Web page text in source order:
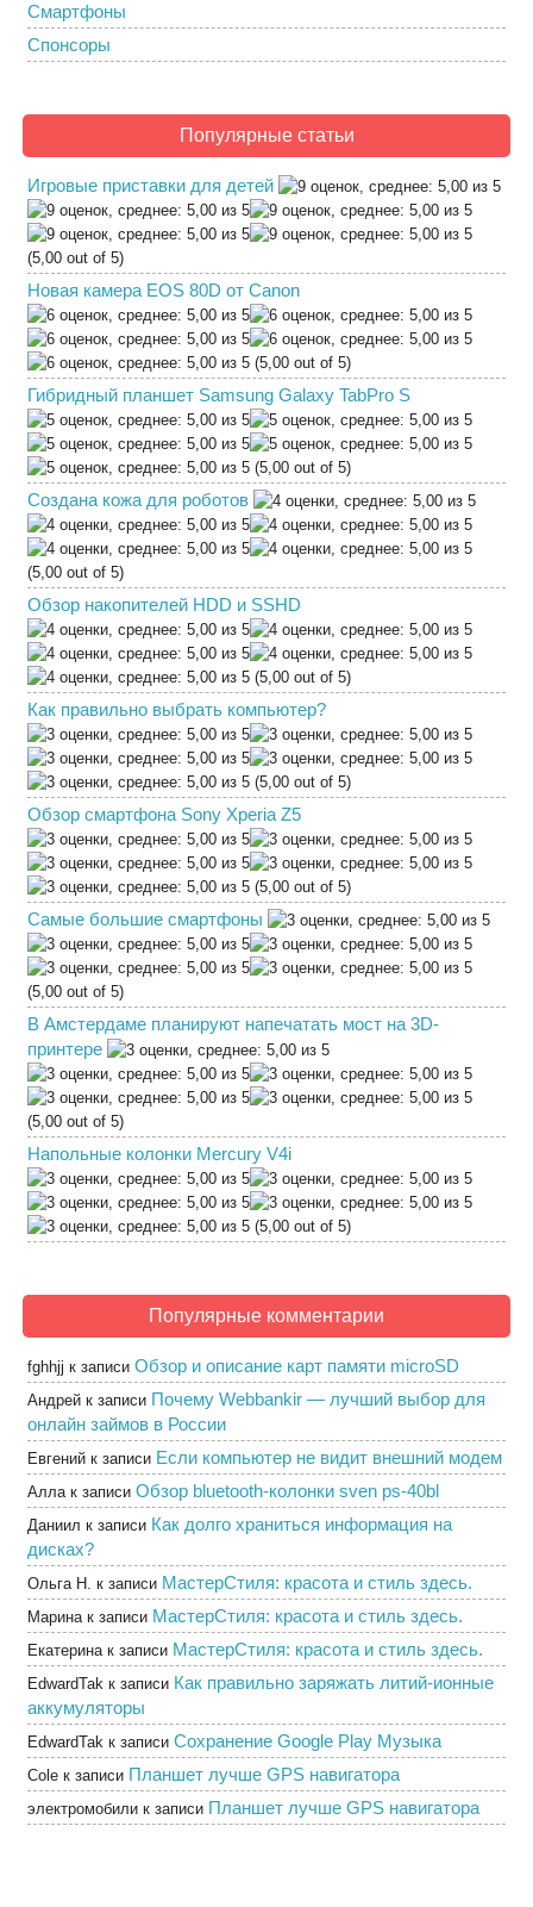
Смартфоны
Спонсоры
Популярные статьи
Игровые приставки для детей
(5,00 out of 5)
Новая камера EOS 80D от Canon
(5,00 out of 5)
Гибридный планшет Samsung Galaxy TabPro S
(5,00 out of 5)
Создана кожа для роботов
(5,00 out of 5)
Обзор накопителей HDD и SSHD
(5,00 out of 5)
Как правильно выбрать компьютер?
(5,00 out of 5)
Обзор смартфона Sony Xperia Z5
(5,00 out of 5)
Самые большие смартфоны
(5,00 out of 5)
В Амстердаме планируют напечатать мост на 3D-
принтере
(5,00 out of 5)
Напольные колонки Mercury V4i
(5,00 out of 5)
Популярные комментарии
fghhjj к записи Обзор и описание карт памяти microSD
Андрей к записи Почему Webbankir — лучший выбор для
онлайн займов в России
Евгений к записи Если компьютер не видит внешний модем
Аллак записи Обзор bluetooth-колонки sven ps-40bl
Даниил к записи Как долго храниться информация на
дисках?
Ольга Н. к записи МастерСтиля: красота и стиль здесь.
Маринак записи МастерСтиля: красота и стиль здесь.
Екатеринак записи МастерСтиля: красота и стиль здесь.
EdwardTak к записи Как правильно заряжать литий-ионные
аккумуляторы
EdwardTak к записи Сохранение Google Play Музыка
Cole к записи Планшет лучше GPS навигатора
электромобили к записи Планшет лучше GPS навигатора